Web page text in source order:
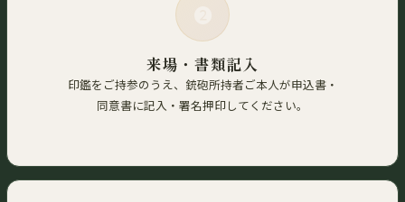
来場・書類記入
印鑑をご持参のうえ、銃砲所持者ご本人が申込書・
同意書に記入・署名押印してください。